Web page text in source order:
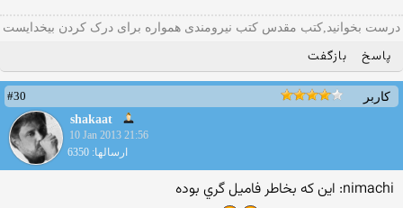
درست بخوانید,کتب مقدس کتب نیرومندی همواره برای درک کردن بیخدایست
پاسخ بازگفت
کاربر
#30
shakaat
10 Jan 2013 21:56
ارسالها: 6350
nimachi: اين كه بخاطر فاميل گري بوده